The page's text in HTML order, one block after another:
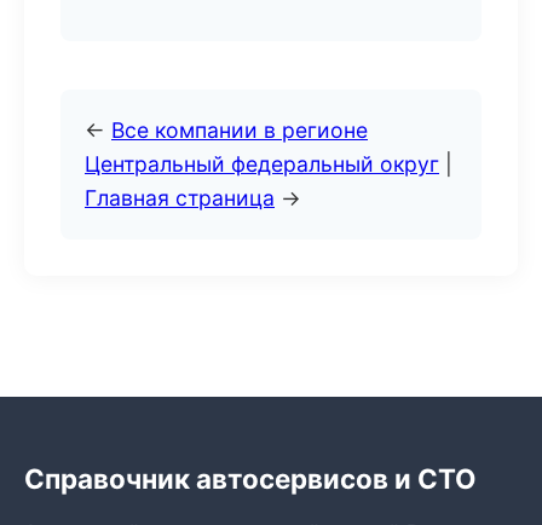
← Все компании в регионе
Центральный федеральный округ
Главная страница →
Справочник автосервисов и СТО